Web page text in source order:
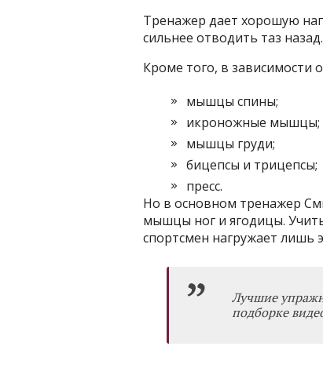
Тренажер дает хорошую
сильнее отводить таз назад.
Кроме того, в зависимости
мышцы спины;
икроножные мышцы;
мышцы груди;
бицепсы и трицепсы;
пресс.
Но в основном тренажер
мышцы ног и ягодицы.
спортсмен нагружает
Лучшие
подборке